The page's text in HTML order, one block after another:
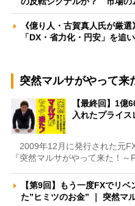
《億り人・古賀真人氏が厳
「DX・省力化・円安」を追
突然マルサがやって来
【最終回】1億
入れたプライ
2009年12月に発行された元
『突然マルサがやって来た！～
【第9回】もう一度FXでリ
た”ヒミツのお金” ｜ 突然マ